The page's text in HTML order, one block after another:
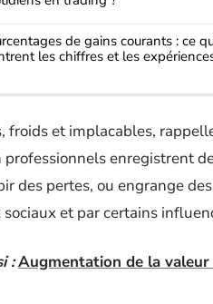
de gains courants : ce
les chiffres et les
froids et implacables,
professionnels enregistrent
des pertes, ou engrange
sociaux et par certains
:Augmentation de la